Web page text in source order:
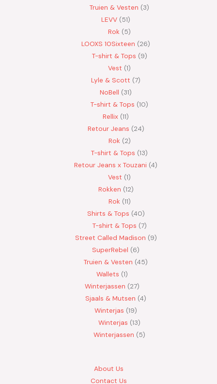
Truien & Vesten
3
LEVV 51
Rok 5
LOOXS 10Sixteen
26
T-shirt & Tops 9
Vest 1
Lyle & Scott 7
NoBell
31
T-shirt & Tops 10
Rellix 11
Retour Jeans 24
Rok 2
T-shirt & Tops 13
Retour Jeans x Touzani 4
Vest 1
Rokken 12
Rok 11
Shirts & Tops 40
T-shirt & Tops 7
Street Called Madison 9
SuperRebel
6
Truien & Vesten 45
Wallets 1
Winterjassen
27
Sjaals & Mutsen 4
Winterjas 19
Winterjas 13
Winterjassen
5
About Us
Contact Us